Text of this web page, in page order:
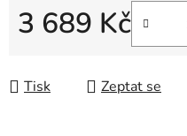
3 689 Kč
Tisk Zeptat se